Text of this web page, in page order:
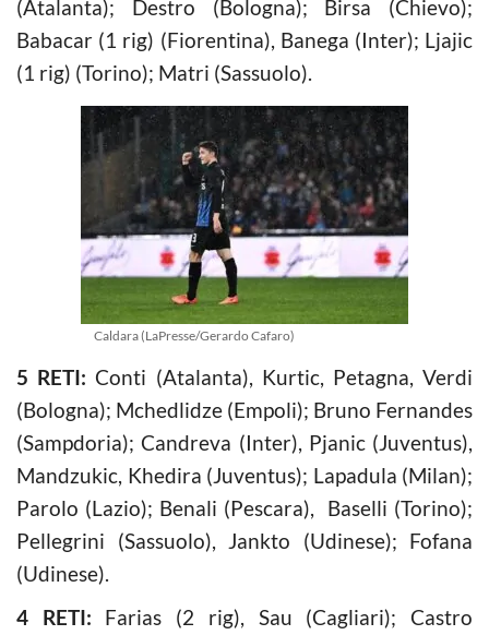
(Atalanta); Destro (Bologna); Birsa (Chievo);
Babacar (1 rig) (Fiorentina), Banega (Inter); Ljajic
(1 rig) (Torino); Matri (Sassuolo).
Caldara (LaPresse/Gerardo Cafaro)
5 RETI: Conti (Atalanta), Kurtic, Petagna, Verdi
(Bologna); Mchedlidze (Empoli); Bruno Fernandes
(Sampdoria); Candreva (Inter), Pjanic (Juventus),
Mandzukic, Khedira (Juventus); Lapadula (Milan);
Parolo (Lazio); Benali (Pescara), Baselli (Torino);
Pellegrini (Sassuolo), Jankto (Udinese); Fofana
(Udinese).
4 RETI: Farias (2 rig), Sau (Cagliari); Castro